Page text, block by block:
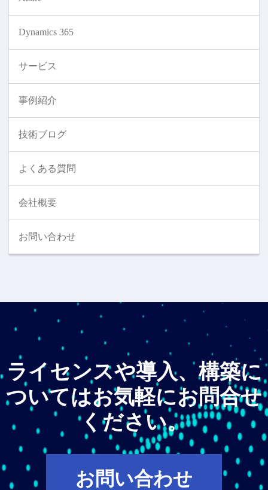
Dynamics 365
サービス
事例紹介
技術ブログ
よくある質問
会社概要
お問い合わせ
ライセンスや導入、構築に
ついてはお気軽にお問合せ
ください。
お問い合わせ